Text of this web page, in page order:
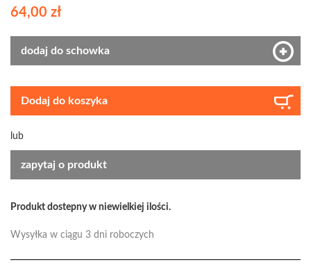
64,00 zł
dodaj do schowka
Dodaj do koszyka
lub
zapytaj o produkt
Produkt dostepny w niewielkiej ilości.
Wysyłka w ciągu 3 dni roboczych